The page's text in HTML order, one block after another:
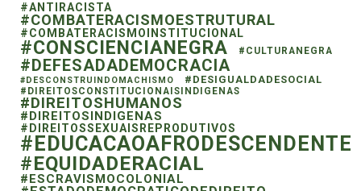
#ANTIRACISTA
#COMBATERACISMOESTRUTURAL
#COMBATERACISMOINSTITUCIONAL
#CONSCIENCIANEGRA #CULTURANEGRA
#DEFESADADEMOCRACIA
#DESCONSTRUINDOMACHISMO #DESIGUALDADESOCIAL
#DIREITOSCONSTITUCIONAISINDIGENAS
#DIREITOSHUMANOS
#DIREITOSINDIGENAS
#DIREITOSSEXUAISREPRODUTIVOS
#EDUCACAOAFRODESCENDENTE
#EQUIDADERACIAL
#ESCRAVISMOCOLONIAL